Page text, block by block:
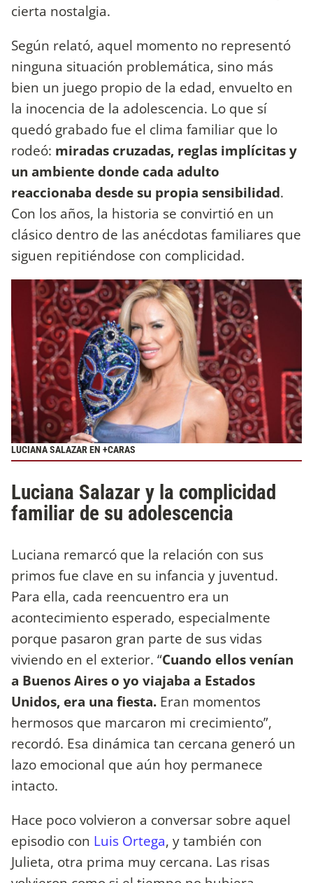
cierta nostalgia.
Según relató, aquel momento no representó
ninguna situación problemática, sino más
bien un juego propio de la edad, envuelto en
la inocencia de la adolescencia. Lo que sí
quedó grabado fue el clima familiar que lo
rodeó: miradas cruzadas, reglas implícitas y
un ambiente donde cada adulto
reaccionaba desde su propia sensibilidad.
Con los años, la historia se convirtió en un
clásico dentro de las anécdotas familiares que
siguen repitiéndose con complicidad.
LUCIANA SALAZAR EN +CARAS
Luciana Salazar y la complicidad
familiar de su adolescencia
Luciana remarcó que la relación con sus
primos fue clave en su infancia y juventud.
Para ella, cada reencuentro era un
acontecimiento esperado, especialmente
porque pasaron gran parte de sus vidas
viviendo en el exterior. “Cuando ellos venían
a Buenos Aires o yo viajaba a Estados
Unidos, era una fiesta. Eran momentos
hermosos que marcaron mi crecimiento”,
recordó. Esa dinámica tan cercana generó un
lazo emocional que aún hoy permanece
intacto.
Hace poco volvieron a conversar sobre aquel
episodio con Luis Ortega, y también con
Julieta, otra prima muy cercana. Las risas